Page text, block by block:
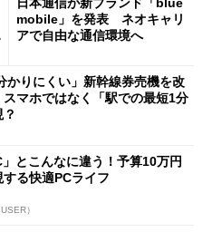
mobile」を発表 ネオキャリ
アで自由な通信環境へ
かりにくい」新幹線券売機を改
マホではなく「駅での最短1分
」とこんなに違う！予算10万円
る快適PCライフ
）